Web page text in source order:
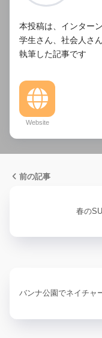
本投稿は、インター
学生さん、社会人さ
執筆した記事です
Website
前の記事
春の
バンナ公園でネイチャ